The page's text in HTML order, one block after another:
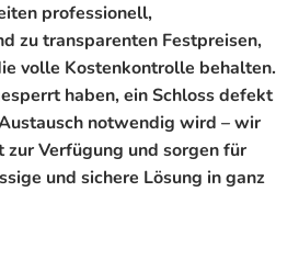
professionell,
zu transparenten Festpreisen,
volle Kostenkontrolle behalten.
haben, ein Schloss defekt
notwendig wird – wir
zur Verfügung und sorgen für
und sichere Lösung in ganz